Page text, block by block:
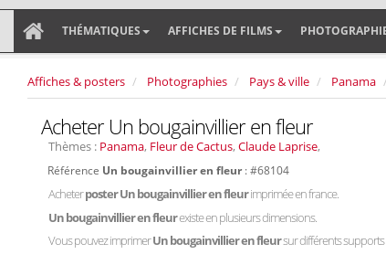
THÉMATIQUES AFFICHES DE FILMS
Affiches & posters Photographies Pays & ville Panama
Acheter Un bougainvillier en fleur
Thèmes : Panama, Fleur de Cactus, Claude Laprise,
Référence Un bougainvillier en fleur: #68104
Acheterposter Un bougainvillier en fleurimprimée en france.
Un bougainvillier en fleurexiste en plusieurs dimensions.
Vous pouvez imprimerUn bougainvillier en fleursur différents supports